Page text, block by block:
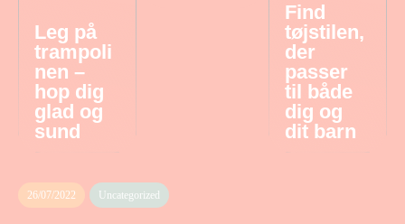
Leg på
trampoli
nen –
hop dig
glad og
sund
Find
tøjstilen,
der
passer
til både
dig og
dit barn
26/07/2022 Uncategorized